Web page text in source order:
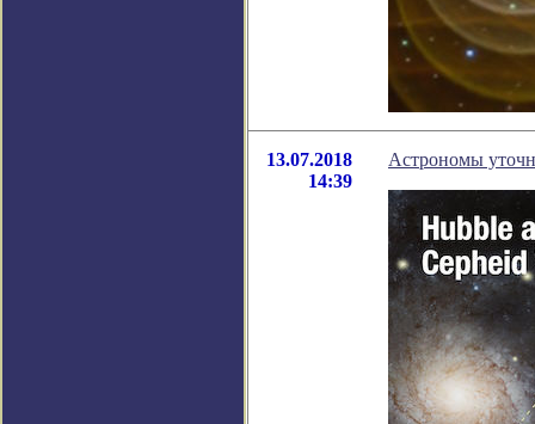
13.07.2018
14:39
Астрономы